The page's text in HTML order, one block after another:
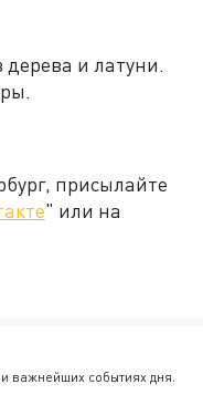
дерева и латуни.
присылайте
" или на
важнейших событиях дня.